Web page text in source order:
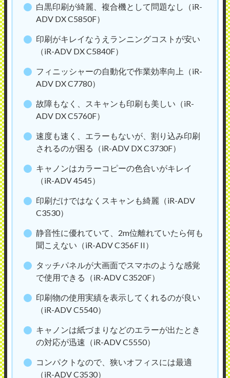
白黒印刷が綺麗、複合機として問題なし（iR-
ADV DX C5850F）
印刷がキレイなうえランニングコストが安い
（iR-ADV DX C5840F）
フィニッシャーの自動化で作業効率向上（iR-
ADV DX C7780）
故障もなく、スキャンも印刷も美しい（iR-
ADV DX C5760F）
速度も速く、エラーもないが、割り込み印刷
されるのが困る（iR-ADV DX C3730F）
キャノンはカラーコピーの色合いがキレイ
（iR-ADV 4545）
印刷だけではなくスキャンも綺麗（iR-ADV
C3530）
静音性に優れていて、2m位離れていたら何も
聞こえない（iR-ADV C356F II）
タッチパネルが大画面でスマホのような感覚
で使用できる（iR-ADV C3520F）
印刷物の使用実績を表示してくれるのが良い
（iR-ADV C5540）
キャノンは紙づまりなどのエラーが出たとき
の対応が迅速（iR-ADV C5550）
コンパクトなので、狭いオフィスには最適
（iR-ADV C3530）